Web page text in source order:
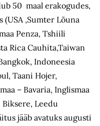
50 maal erakogudes,
(USA ,Sumter Lõuna
Penza, Tshiili
Rica Cauhita,Taiwan
Indoneesia
Taani Hojer,
– Bavaria, Inglismaa
Biksere, Leedu
jääb avatuks augusti